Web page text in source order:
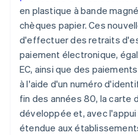
en plastique à bande
chèques papier. Ces
d'effectuer des retraits
paiement électronique,
EC, ainsi que des
à l'aide d'un numéro
fin des années 80, la carte
développée et, avec l'appui
étendue aux